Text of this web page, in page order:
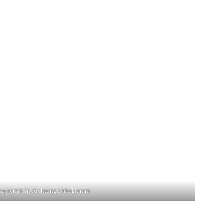
in Richtung Dabaklamm